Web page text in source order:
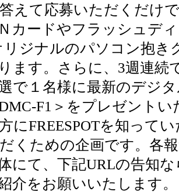
えて応募いただくだけ
カードやフラッシュデ
リジナルのパソコン抱き
ます。さらに、3週連続
で１名様に最新のデジ
DMC-F1＞をプレゼント
にFREESPOTを知って
くための企画です。各
にて、下記URLの告知
介をお願いいたします。